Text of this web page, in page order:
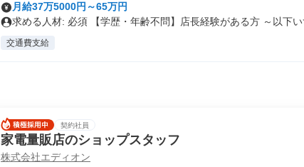
月給37万5000円～65万円
求める人材: 必須 【学歴・年齢不問】店長経験がある方 ～以下い
交通費支給
契約社員
家電量販店のショップスタッフ
株式会社エディオン